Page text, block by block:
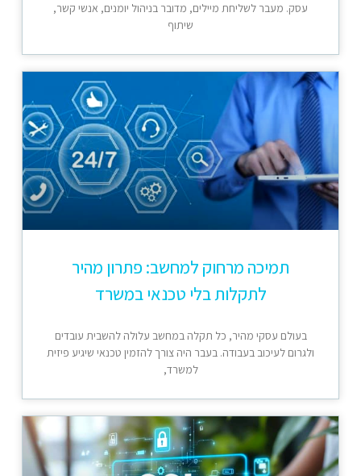
עסק. מעבר לשליחת מיילים, מדובר בניהול יומנים, אנשי קשר,
שיתוף
תמיכה מרחוק למחשב: פתרון מהיר
לתקלות בלי טכנאי במשרד
בעולם עסקי מהיר, כל תקלה במחשב עלולה להשבית עובדים
ולגרום לעיכוב בעבודה. בעבר היה צורך להזמין טכנאי שיגיע פיזית
למשרד,